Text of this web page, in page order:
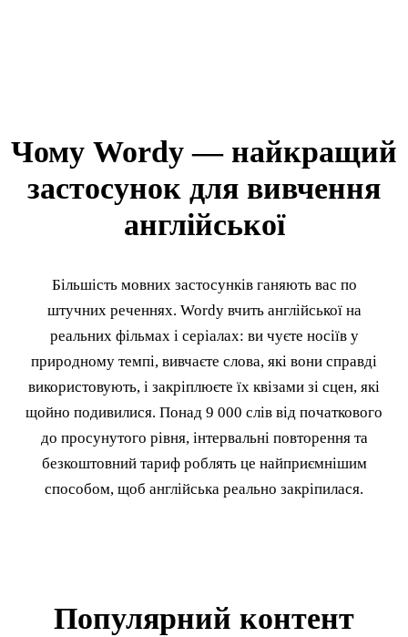
Чому Wordy — найкращий
застосунок для вивчення
англійської
Більшість мовних застосунків ганяють вас по
штучних реченнях. Wordy вчить англійської на
реальних фільмах і серіалах: ви чуєте носіїв у
природному темпі, вивчаєте слова, які вони справді
використовують, і закріплюєте їх квізами зі сцен, які
щойно подивилися. Понад 9 000 слів від початкового
до просунутого рівня, інтервальні повторення та
безкоштовний тариф роблять це найприємнішим
способом, щоб англійська реально закріпилася.
Популярний контент